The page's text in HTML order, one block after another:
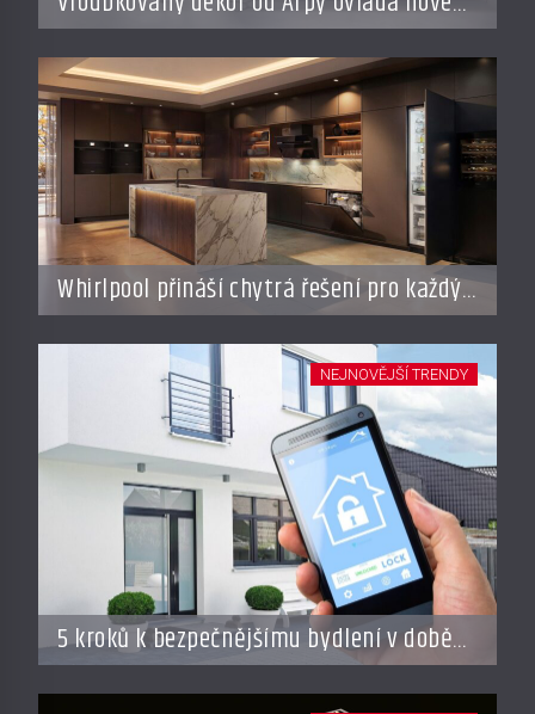
interiéry
Whirlpool přináší chytrá řešení pro každý
styl vaření
5 kroků k bezpečnějšímu bydlení v době
dovolené
NEJNOVĚJŠÍ TRENDY